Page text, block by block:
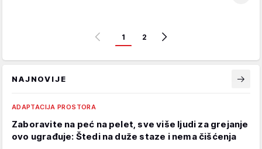
1 2
NAJNOVIJE
ADAPTACIJA PROSTORA
Zaboravite na peć na pelet, sve više ljudi za grejanje
ovo ugrađuje: Štedi na duže staze i nema čišćenja